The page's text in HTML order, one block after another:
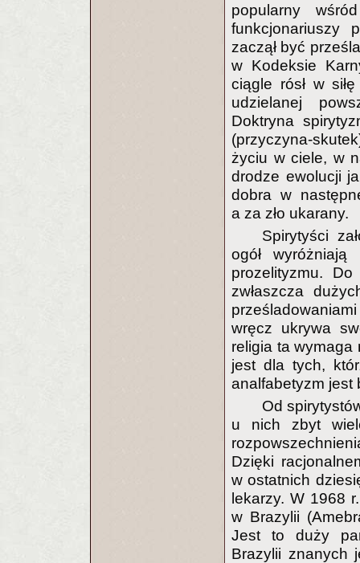
popularny
funkcjonariuszy
zaczął być
w Kodeksie
ciągle rósł w
udzielanej
Doktryna
(przyczyna-
życiu w ciele, w
drodze ewolucji
dobra w
a za zło ukarany.
Spirytyści
ogół
prozelityzmu.
zwłaszcza
wręcz ukrywa
religia ta wymaga
jest dla tych,
analfabetyzm jest
Od
u nich zbyt
Dzięki
w ostatnich
lekarzy. W 1968
w Brazylii
Jest to duży
Brazylii znanych